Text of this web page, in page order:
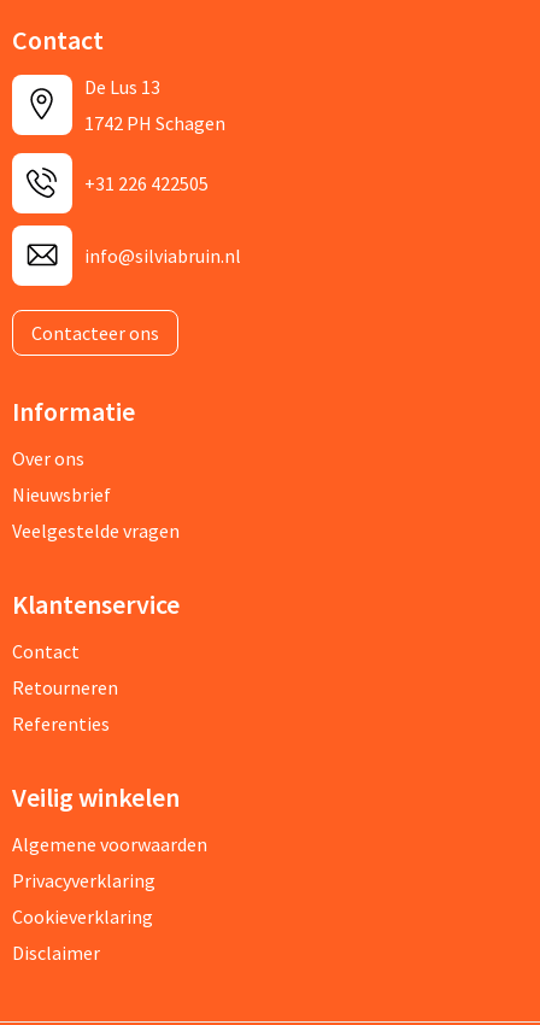
Contact
De Lus 13
1742 PH Schagen
+31 226 422505
info@silviabruin.nl
Contacteer ons
Informatie
Over ons
Nieuwsbrief
Veelgestelde vragen
Klantenservice
Contact
Retourneren
Referenties
Veilig winkelen
Algemene voorwaarden
Privacyverklaring
Cookieverklaring
Disclaimer